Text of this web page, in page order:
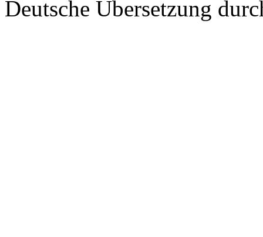
Deutsche Übersetzung